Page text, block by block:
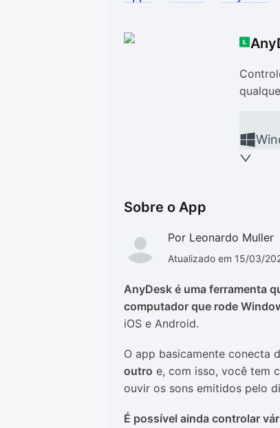
Sobre o App
Por Leonardo Muller
Atualizado em 15/03/
AnyDesk é uma ferramenta
computador que rode
iOS e Android.
O app basicamente conecta
outro e, com isso, você tem
ouvir os sons emitidos pelo
É possível ainda controlar